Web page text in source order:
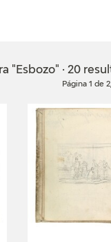
TIENDA
"Esbozo" · 20
Página 1 de